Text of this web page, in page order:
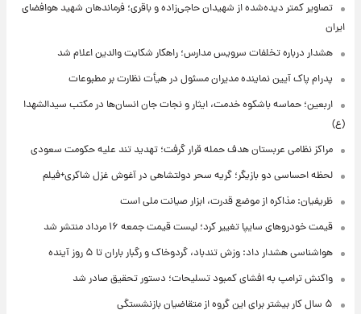
تصاویر کمتر دیده‌شده از شهیدان حاجی‌زاده و باقری؛ فرماندهان شهید هوافضای
ایران
هشدار درباره تخلفات سرویس مدارس؛ راهکار شکایت والدین اعلام شد
پدرام پاک آیین نماینده مدیران مسئول در هیأت نظارت بر مطبوعات
اربعین؛ حماسه باشکوه خدمت، ایثار و نجات جان انسان‌ها در مکتب سیدالشهدا
(ع)
مراکز نظامی عربستان هدف حمله قرار گرفت؛ تهدید تند علیه حکومت سعودی
لحظه احساسی دو بازیگر؛ گریه سحر دولتشاهی در آغوش غزل شاکری+فیلم
ظریفیان: مذاکره از موضع قدرت، ابزار صیانت ملی است
قیمت خودروهای سایپا تغییر کرد؛ لیست قیمت جمعه ۱۶ مرداد منتشر شد
هواشناسی هشدار داد: وزش تندباد، گردوخاک و رگبار باران تا ۵ روز آینده
واکنش ترامپ به افشای کمبود تسلیحات؛ دستور تحقیق صادر شد
۵ سال کار بیشتر برای این گروه از متقاضیان بازنشستگی